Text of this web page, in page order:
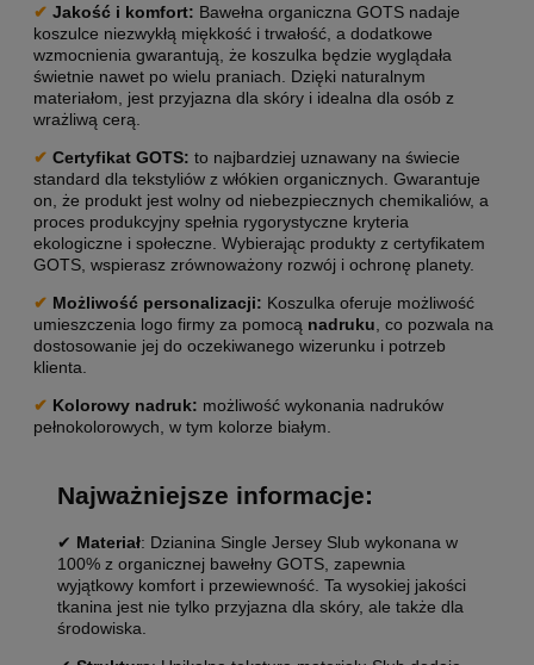
✔ Jakość i komfort: Bawełna organiczna GOTS nadaje
koszulce niezwykłą miękkość i trwałość, a dodatkowe
wzmocnienia gwarantują, że koszulka będzie wyglądała
świetnie nawet po wielu praniach. Dzięki naturalnym
materiałom, jest przyjazna dla skóry i idealna dla osób z
wrażliwą cerą.
✔ Certyfikat GOTS: to najbardziej uznawany na świecie
standard dla tekstyliów z włókien organicznych. Gwarantuje
on, że produkt jest wolny od niebezpiecznych chemikaliów, a
proces produkcyjny spełnia rygorystyczne kryteria
ekologiczne i społeczne. Wybierając produkty z certyfikatem
GOTS, wspierasz zrównoważony rozwój i ochronę planety.
✔ Możliwość personalizacji: Koszulka oferuje możliwość
umieszczenia logo firmy za pomocą nadruku , co pozwala na
dostosowanie jej do oczekiwanego wizerunku i potrzeb
klienta.
✔ Kolorowy nadruk: możliwość wykonania nadruków
pełnokolorowych, w tym kolorze białym.
Najważniejsze informacje:
✔ Materiał: Dzianina Single Jersey Slub wykonana w
100% z organicznej bawełny GOTS, zapewnia
wyjątkowy komfort i przewiewność. Ta wysokiej jakości
tkanina jest nie tylko przyjazna dla skóry, ale także dla
środowiska.